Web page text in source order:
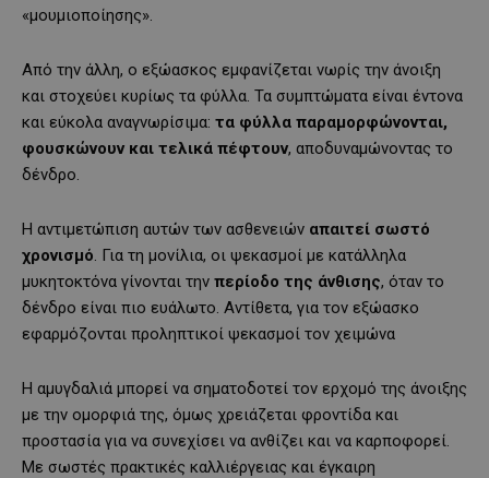
«μουμιοποίησης».
Από την άλλη, ο εξώασκος εμφανίζεται νωρίς την άνοιξη
και στοχεύει κυρίως τα φύλλα. Τα συμπτώματα είναι έντονα
και εύκολα αναγνωρίσιμα: τα φύλλα παραμορφώνονται,
φουσκώνουν και τελικά πέφτουν, αποδυναμώνοντας το
δένδρο.
Η αντιμετώπιση αυτών των ασθενειών απαιτεί σωστό
χρονισμό. Για τη μονίλια, οι ψεκασμοί με κατάλληλα
μυκητοκτόνα γίνονται την περίοδο της άνθισης, όταν το
δένδρο είναι πιο ευάλωτο. Αντίθετα, για τον εξώασκο
εφαρμόζονται προληπτικοί ψεκασμοί τον χειμώνα
Η αμυγδαλιά μπορεί να σηματοδοτεί τον ερχομό της άνοιξης
με την ομορφιά της, όμως χρειάζεται φροντίδα και
προστασία για να συνεχίσει να ανθίζει και να καρποφορεί.
Με σωστές πρακτικές καλλιέργειας και έγκαιρη